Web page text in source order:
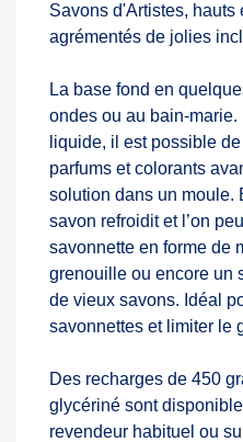
Savons d'Artistes, hauts
agrémentés de jolies
La base fond en
ondes ou au bain-
liquide, il est possible
parfums et colorants
solution dans un moule.
savon refroidit et l’on
savonnette en forme de
grenouille ou encore un
de vieux savons. Idéal
savonnettes et limiter le
Des recharges de 450
glycériné sont
revendeur habituel ou